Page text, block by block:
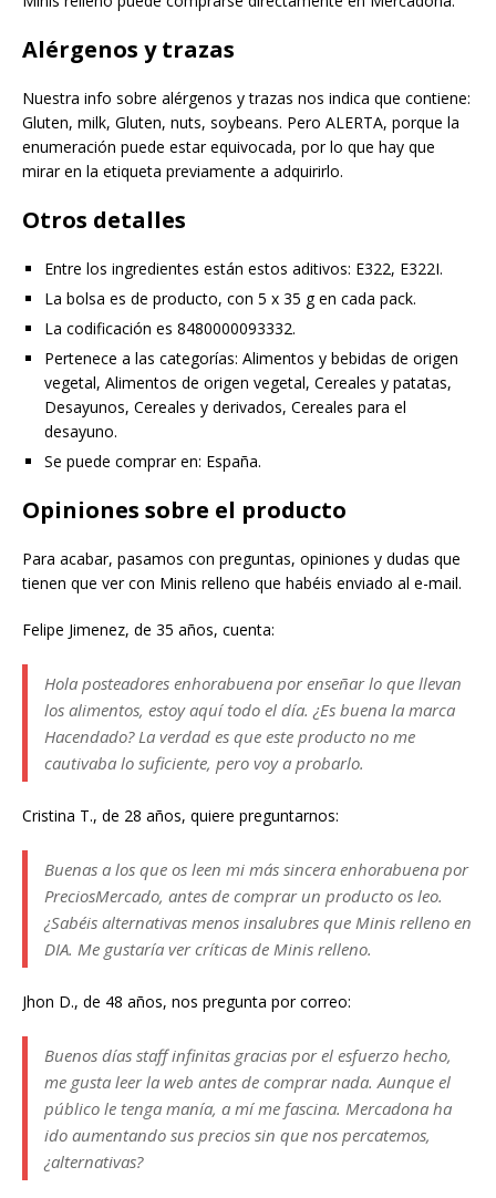
Alérgenos y trazas
Nuestra info sobre alérgenos y trazas nos indica que contiene:
Gluten, milk, Gluten, nuts, soybeans. Pero ALERTA, porque la
enumeración puede estar equivocada, por lo que hay que
mirar en la etiqueta previamente a adquirirlo.
Otros detalles
Entre los ingredientes están estos aditivos: E322, E322I.
La bolsa es de producto, con 5 x 35 g en cada pack.
La codificación es 8480000093332.
Pertenece a las categorías: Alimentos y bebidas de origen
vegetal, Alimentos de origen vegetal, Cereales y patatas,
Desayunos, Cereales y derivados, Cereales para el
desayuno.
Se puede comprar en: España.
Opiniones sobre el producto
Para acabar, pasamos con preguntas, opiniones y dudas que
tienen que ver con Minis relleno que habéis enviado al e-mail.
Felipe Jimenez, de 35 años, cuenta:
Hola posteadores enhorabuena por enseñar lo que llevan
los alimentos, estoy aquí todo el día. ¿Es buena la marca
Hacendado? La verdad es que este producto no me
cautivaba lo suficiente, pero voy a probarlo.
Cristina T., de 28 años, quiere preguntarnos:
Buenas a los que os leen mi más sincera enhorabuena por
PreciosMercado, antes de comprar un producto os leo.
¿Sabéis alternativas menos insalubres que Minis relleno en
DIA. Me gustaría ver críticas de Minis relleno.
Jhon D., de 48 años, nos pregunta por correo:
Buenos días staff infinitas gracias por el esfuerzo hecho,
me gusta leer la web antes de comprar nada. Aunque el
público le tenga manía, a mí me fascina. Mercadona ha
ido aumentando sus precios sin que nos percatemos,
¿alternativas?